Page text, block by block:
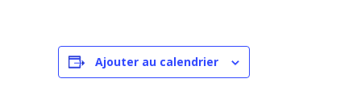
Ajouter au calendrier